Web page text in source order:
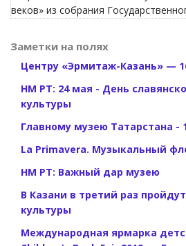
веков» из собрания
Заметки на полях
Центру «Эрмитаж-Казань» —
НМ РТ: 24 мая - День
культуры
Главному музею Татарстана -
La Primavera. Музыкальный
НМ РТ: Важный дар музею
В Казани в третий раз
культуры
Международная ярмарка